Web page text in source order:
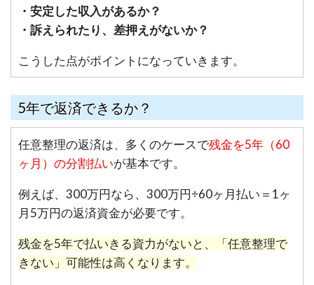
・安定した収入があるか？
・訴えられたり、差押えがないか？
こうした点がポイントになっていきます。
5年で返済できるか？
任意整理の返済は、多くのケースで残金を5年（60
ヶ月）の分割払いが基本です。
例えば、300万円なら、300万円÷60ヶ月払い＝1ヶ
月5万円の返済資金が必要です。
残金を5年で払いきる資力がないと、「任意整理で
きない」可能性は高くなります。